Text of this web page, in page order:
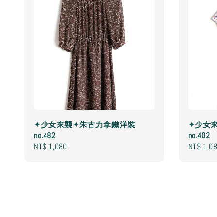
✦少女來襲✦朱古力拿鐵洋裝
no.482
Regular
NT$ 1,080
✦少女
no.402
Regular
NT$